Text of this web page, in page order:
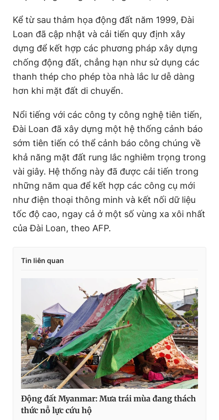
Kể từ sau thảm họa động đất năm 1999, Đài
Loan đã cập nhật và cải tiến quy định xây
dựng để kết hợp các phương pháp xây dựng
chống động đất, chẳng hạn như sử dụng các
thanh thép cho phép tòa nhà lắc lư dễ dàng
hơn khi mặt đất di chuyển.
Nổi tiếng với các công ty công nghệ tiên tiến,
Đài Loan đã xây dựng một hệ thống cảnh báo
sớm tiên tiến có thể cảnh báo công chúng về
khả năng mặt đất rung lắc nghiêm trọng trong
vài giây. Hệ thống này đã được cải tiến trong
những năm qua để kết hợp các công cụ mới
như điện thoại thông minh và kết nối dữ liệu
tốc độ cao, ngay cả ở một số vùng xa xôi nhất
của Đài Loan, theo AFP.
Tin liên quan
Động đất Myanmar: Mưa trái mùa đang thách
thức nỗ lực cứu hộ